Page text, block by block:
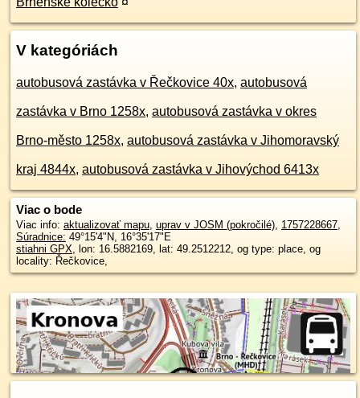
V kategóriách
autobusová zastávka v Řečkovice 40x, autobusová
zastávka v Brno 1258x, autobusová zastávka v okres
Brno-město 1258x, autobusová zastávka v Jihomoravský
kraj 4844x, autobusová zastávka v Jihovýchod 6413x
Viac o bode
Viac info: aktualizovať mapu, uprav v JOSM (pokročilé), 1757228667,
Súradnice: 49°15'4"N, 16°35'17"E
stiahni GPX, lon: 16.5882169, lat: 49.2512212, og type: place, og
locality: Řečkovice,